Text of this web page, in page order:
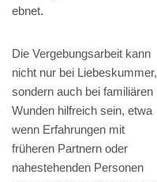
ebnet.
Die Vergebungsarbeit kann
nicht nur bei Liebeskummer,
sondern auch bei familiären
Wunden hilfreich sein, etwa
wenn Erfahrungen mit
früheren Partnern oder
nahestehenden Personen